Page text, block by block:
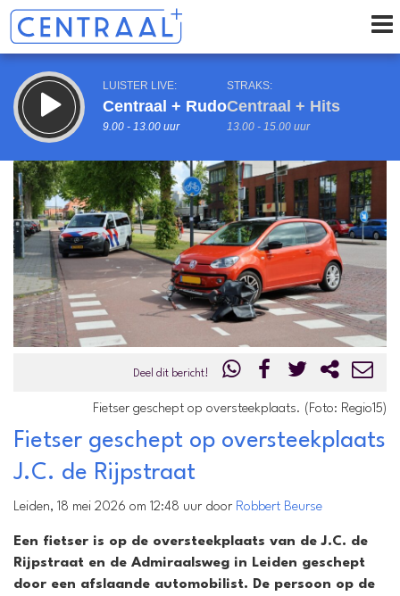
LUISTER LIVE:
Centraal + Rudo
9.00 - 13.00 uur
STRAKS:
Centraal + Hits
13.00 - 15.00 uur
Vorig uur uur 1 van 0 Volgend uur
Inklappen
Deel dit bericht!
Fietser geschept op oversteekplaats. (Foto: Regio15)
Fietser geschept op oversteekplaats
J.C. de Rijpstraat
Leiden, 18 mei 2026 om 12:48 uur door Robbert Beurse
Een fietser is op de oversteekplaats van de J.C. de
Rijpstraat en de Admiraalsweg in Leiden geschept
door een afslaande automobilist. De persoon op de